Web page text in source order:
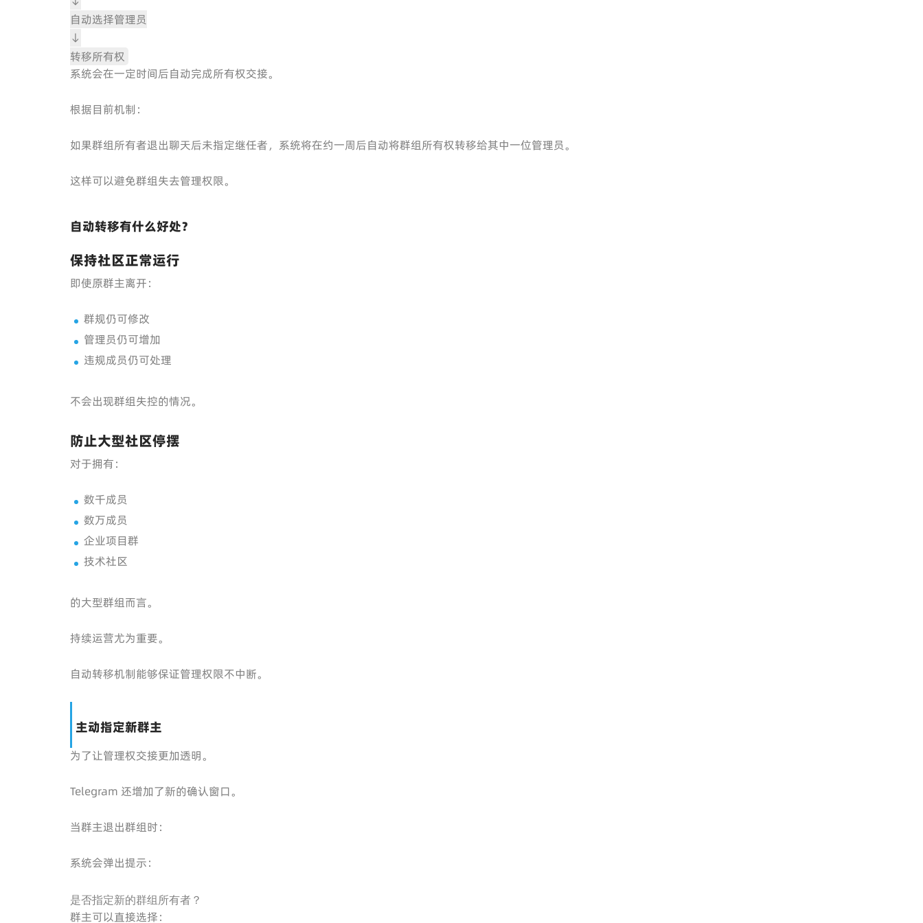
自动选择管理员
↓
转移所有权
系统会在一定时间后自动完成所有权交接。
根据目前机制：
如果群组所有者退出聊天后未指定继任者，系统将在约一周后自动将群组所有权转移给其中一位管理员。
这样可以避免群组失去管理权限。
自动转移有什么好处？
保持社区正常运行
即使原群主离开：
群规仍可修改
管理员仍可增加
违规成员仍可处理
不会出现群组失控的情况。
防止大型社区停摆
对于拥有：
数千成员
数万成员
企业项目群
技术社区
的大型群组而言。
持续运营尤为重要。
自动转移机制能够保证管理权限不中断。
主动指定新群主
为了让管理权交接更加透明。
Telegram 还增加了新的确认窗口。
当群主退出群组时：
系统会弹出提示：
是否指定新的群组所有者？
群主可以直接选择：